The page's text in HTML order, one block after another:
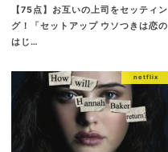
【75点】お互いの上司をセッティン
グ！「セットアップ ウソつきは恋の
はじ…
netflix